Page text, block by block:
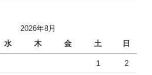
2026年8月
水 木 金 土 日
1 2